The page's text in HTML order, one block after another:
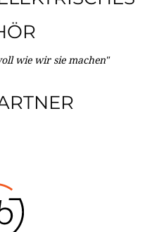
wie wir sie machen"